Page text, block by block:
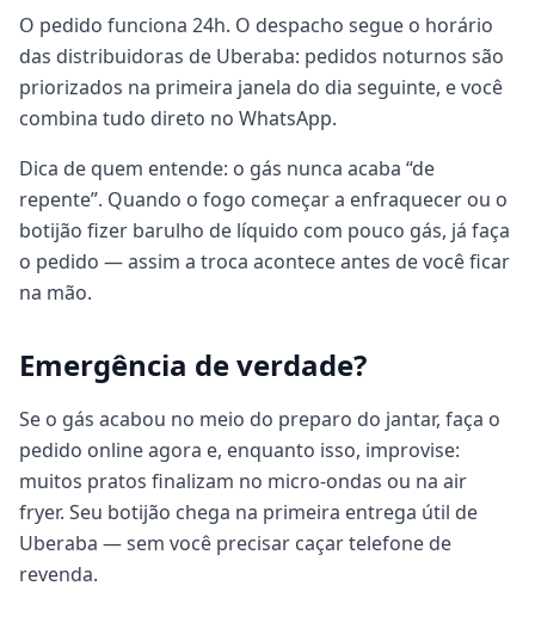
O pedido funciona 24h. O despacho segue o horário
das distribuidoras de Uberaba: pedidos noturnos são
priorizados na primeira janela do dia seguinte, e você
combina tudo direto no WhatsApp.
Dica de quem entende: o gás nunca acaba “de
repente”. Quando o fogo começar a enfraquecer ou o
botijão fizer barulho de líquido com pouco gás, já faça
o pedido — assim a troca acontece antes de você ficar
na mão.
Emergência de verdade?
Se o gás acabou no meio do preparo do jantar, faça o
pedido online agora e, enquanto isso, improvise:
muitos pratos finalizam no micro-ondas ou na air
fryer. Seu botijão chega na primeira entrega útil de
Uberaba — sem você precisar caçar telefone de
revenda.